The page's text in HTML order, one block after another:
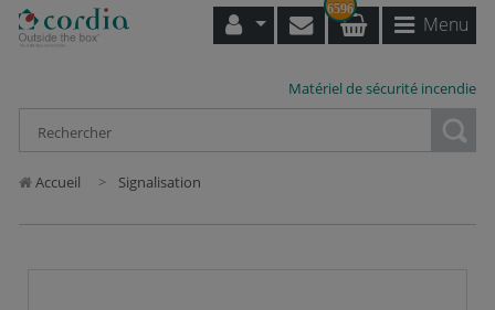
6596
Menu
Matériel de sécurité incendie
Accueil Signalisation